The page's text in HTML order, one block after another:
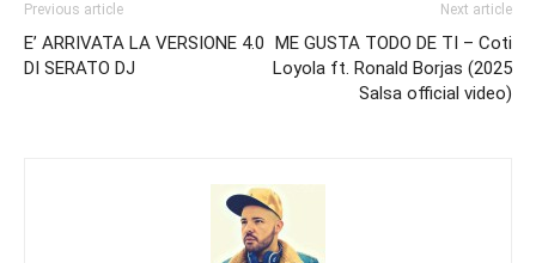
Previous article
E’ ARRIVATA LA VERSIONE 4.0
DI SERATO DJ
Next article
ME GUSTA TODO DE TI – Coti
Loyola ft. Ronald Borjas (2025
Salsa official video)